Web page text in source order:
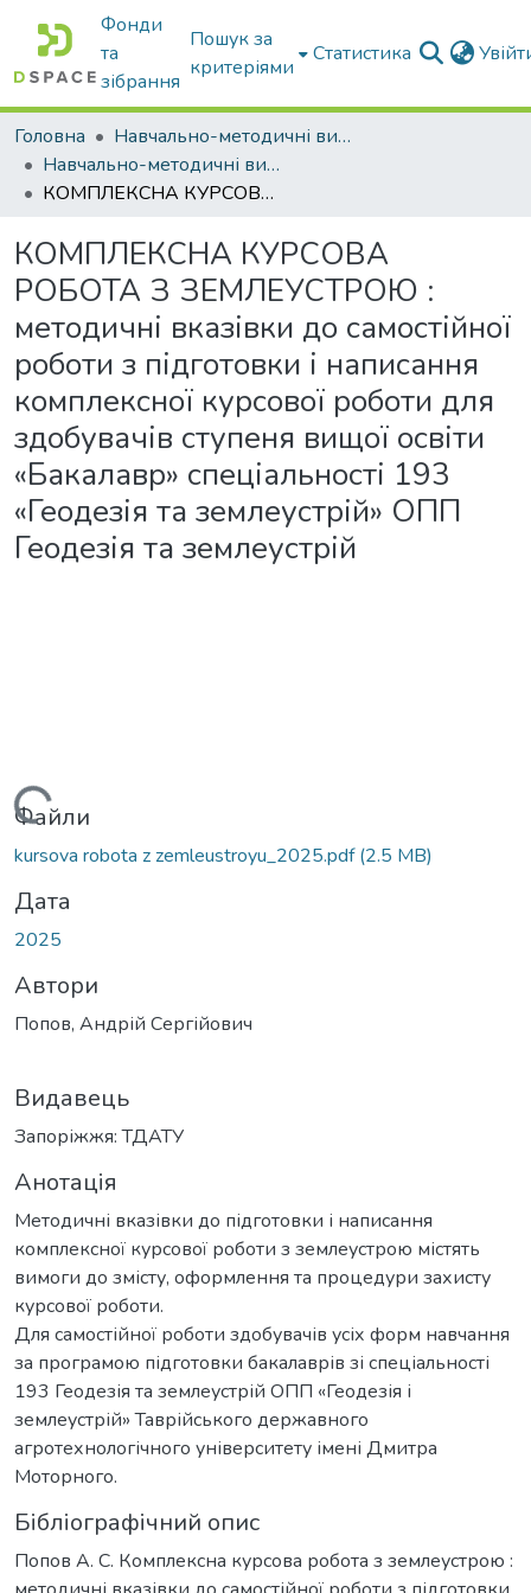
Фонди
та
зібрання
Пошук за
критеріями
Статистика
Головна
Навчально-методичні видання
Навчально-методичні видання
КОМПЛЕКСНА КУРСОВА РОБОТА З ЗЕМЛЕУСТРОЮ : методичні вказівки до самостійної роботи з підготовки і написання комплексної курсової роботи для здобувачів ступеня вищої освіти «Бакалавр» спеціальності 193 «Геодезія та землеустрій» ОПП Геодезія та землеустрій
КОМПЛЕКСНА КУРСОВА
РОБОТА З ЗЕМЛЕУСТРОЮ :
методичні вказівки до самостійної
роботи з підготовки і написання
комплексної курсової роботи для
здобувачів ступеня вищої освіти
«Бакалавр» спеціальності 193
«Геодезія та землеустрій» ОПП
Геодезія та землеустрій
Вантажиться...
Файли
kursova robota z zemleustroyu_2025.pdf(2.5 MB)
Дата
2025
Автори
Попов, Андрій Сергійович
Видавець
Запоріжжя: ТДАТУ
Анотація
Методичні вказівки до підготовки і написання
комплексної курсової роботи з землеустрою містять
вимоги до змісту, оформлення та процедури захисту
курсової роботи.
Для самостійної роботи здобувачів усіх форм навчання
за програмою підготовки бакалаврів зі спеціальності
193 Геодезія та землеустрій ОПП «Геодезія і
землеустрій» Таврійського державного
агротехнологічного університету імені Дмитра
Моторного.
Бібліографічний опис
Попов А. С. Комплексна курсова робота з землеустрою :